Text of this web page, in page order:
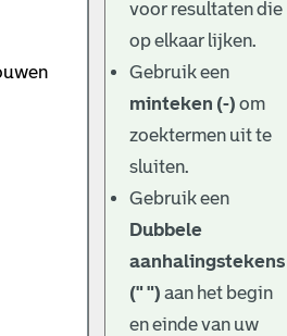
voor resultaten die
op elkaar lijken.
Gebruik een
minteken (-) om
zoektermen uit te
sluiten.
Gebruik een
Dubbele
aanhalingstekens
(" ") aan het begin
en einde van uw